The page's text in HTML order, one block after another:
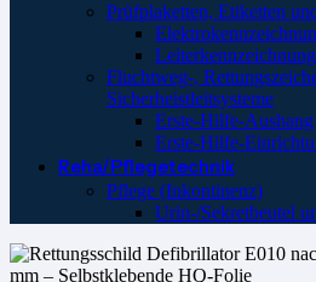
Prüfplaketten, Etiketten
Leiterkennzeichnung
Fluchtweg-,
Sicherheistleitsysteme
Erste-Hilfe-Aushang
Erste-Hilfe-
Reha/Pflegetechnik
Pflege (Inkontinenz)
Urin-/Sekretbeutel